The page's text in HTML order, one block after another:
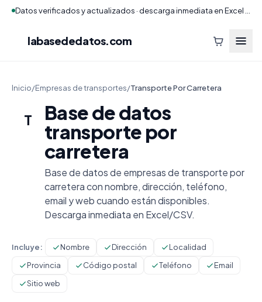
labasededatos.com
Inicio/Empresas de transportes/Transporte Por Carretera
T
Base de datos
transporte por
carretera
Base de datos de empresas de transporte por
carretera con nombre, dirección, teléfono,
email y web cuando están disponibles.
Descarga inmediata en Excel/CSV.
Incluye: Nombre Dirección
Localidad
Provincia
Código postal Teléfono
Email
Sitio web